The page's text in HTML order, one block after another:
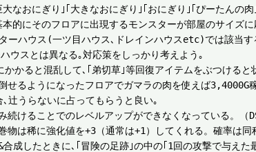
なおにぎり｣｢大きなおにぎり｣｢おにぎり｣｢ぴーたんの
的にそのフロアに出現するモンスターが部屋のサイズ
ーハウス(一ツ目ハウス､ドレインハウスetc)では該当
ウスとは異なる｡対応策をしっかり考えよう｡
かかると混乱して､｢弟切草｣等回復アイテムをぶつける
せるようになったフロアでガマラの肉を使えば3,4000G
辻うらないに占ってもらうと良い｡
続けることでのレベルアップができなくなっている。（
物は稀に強化値を+3（通常は+1）してくれる。確率は
成したときに､｢冒険の足跡｣の中の｢1回の攻撃で与え